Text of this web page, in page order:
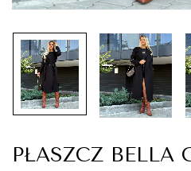
PŁASZCZ BELLA